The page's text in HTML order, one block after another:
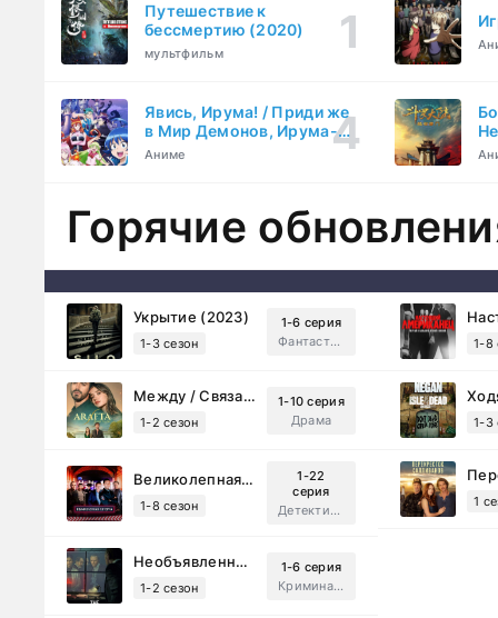
Путешествие к
бессмертию (2020)
мультфильм
Явись, Ирума! / Приди же
в Мир Демонов, Ирума-
кун! (2019)
Аниме
Горячие
Укрытие (2023)
1-3 сезон
1-6 серия
Фантастика, Триллер, Драма
1-8
Между / Связанные судьбой (2025)
1-2 сезон
1-10 серия
Драма
1-3
Великолепная Пятерка (2019)
1-8 сезон
1-22
серия
Детектив, Русский
1
Необъявленная война (2022)
1-2 сезон
1-6 серия
Криминал, Триллер, Драма